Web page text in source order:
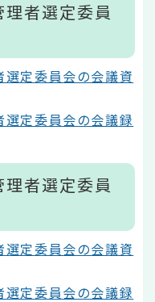
者選定委員
定委員会の会議資
定委員会の会議録
者選定委員
定委員会の会議資
定委員会の会議録